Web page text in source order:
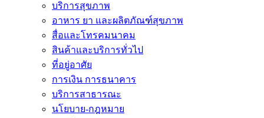
บริการสุขภาพ
อาหาร ยา และผลิตภัณฑ์สุขภาพ
สื่อและโทรคมนาคม
สินค้าและบริการทั่วไป
ที่อยู่อาศัย
การเงิน การธนาคาร
บริการสาธารณะ
นโยบาย-กฎหมาย